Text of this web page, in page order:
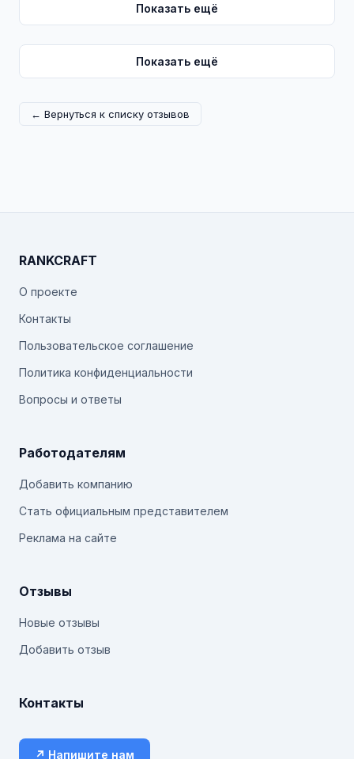
Показать ещё
Показать ещё
← Вернуться к списку отзывов
RANKCRAFT
О проекте
Контакты
Пользовательское соглашение
Политика конфиденциальности
Вопросы и ответы
Работодателям
Добавить компанию
Стать официальным представителем
Реклама на сайте
Отзывы
Новые отзывы
Добавить отзыв
Контакты
↗ Напишите нам